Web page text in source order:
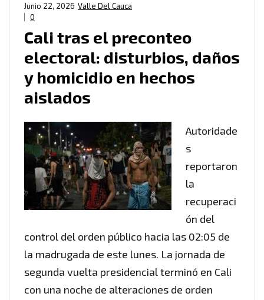
Valle Del Cauca
Junio 22, 2026
0
Cali tras el preconteo
electoral: disturbios, daños
y homicidio en hechos
aislados
Autoridade
s
reportaron
la
recuperaci
ón del
control del orden público hacia las 02:05 de
la madrugada de este lunes. La jornada de
segunda vuelta presidencial terminó en Cali
con una noche de alteraciones de orden